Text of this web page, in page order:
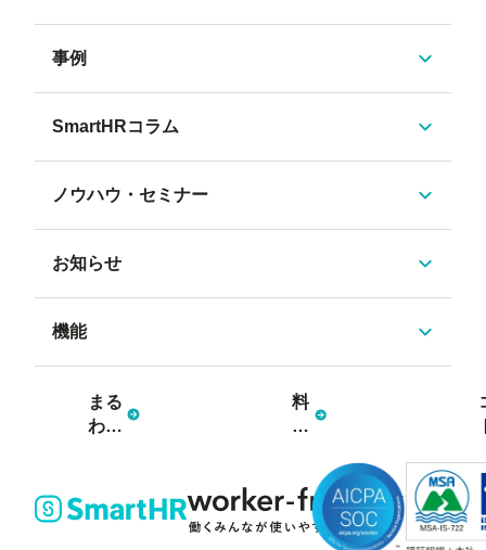
事例
SmartHRコラム
ノウハウ・セミナー
お知らせ
機能
まる
わか
セッ
料
金
ン